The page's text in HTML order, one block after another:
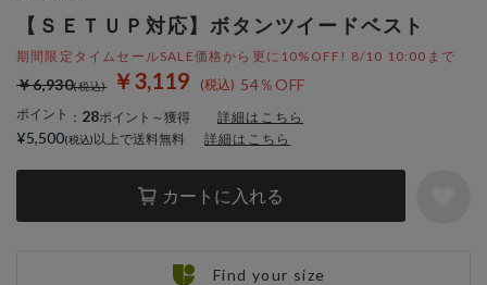
【ＳＥＴＵＰ対応】ボタンツイードベスト
期間限定タイムセールSALE価格から更に10%OFF! 8/10 10:00まで
￥3,119 54％OFF
￥6,930
ポイント ： 28ポイント～獲得 詳細はこちら
カートに入れる
¥5,500 以上で送料無料 詳細はこちら
Find your size